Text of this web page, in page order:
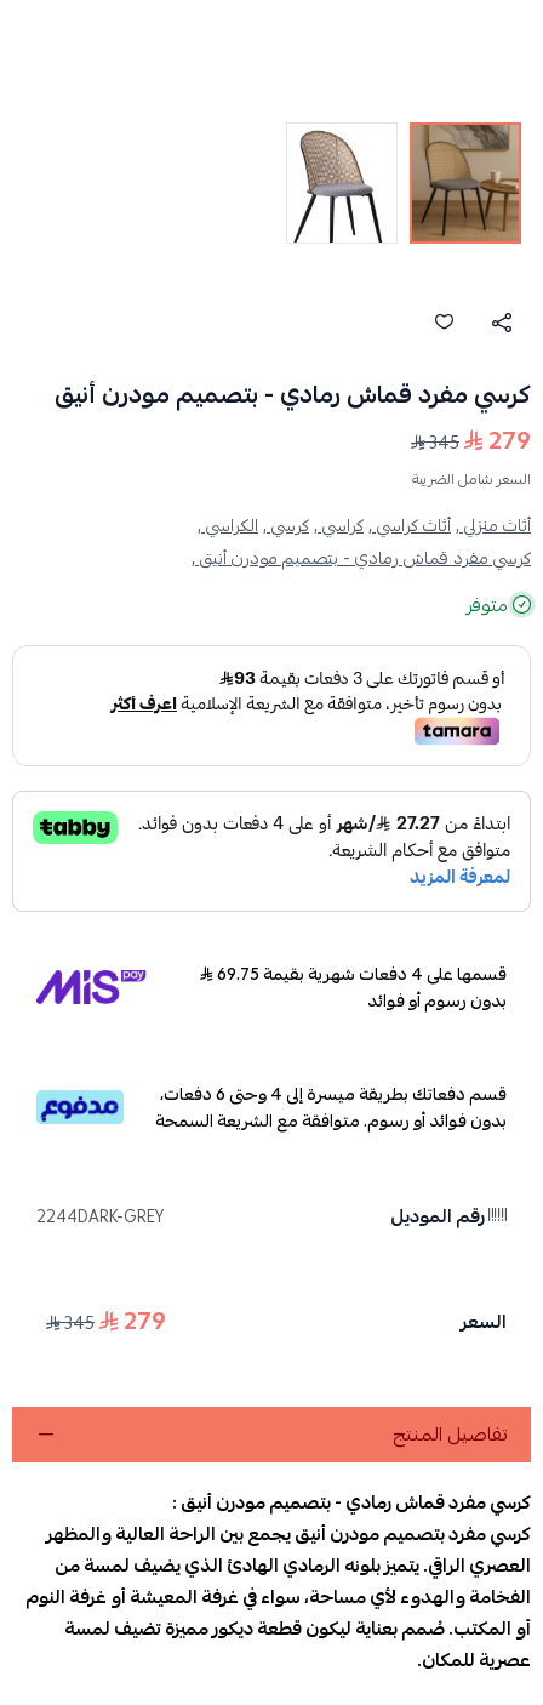
كرسي مفرد قماش رمادي - بتصميم مودرن أنيق
279
345
السعر شامل الضريبة
أثاث منزلي ,أثاث كراسي ,كراسي ,كرسي ,الكراسي ,
كرسي مفرد قماش رمادي - بتصميم مودرن أنيق ,
متوفر
قسمها على 4 دفعات شهرية بقيمة 69.75
بدون رسوم أو فوائد
قسم دفعاتك بطريقة ميسرة إلى 4 وحتى 6 دفعات،
بدون فوائد أو رسوم. متوافقة مع الشريعة السمحة
رقم الموديل 2244DARK-GREY
السعر 279
345
تفاصيل المنتج
كرسي مفرد قماش رمادي - بتصميم مودرن أنيق :
كرسي مفرد بتصميم مودرن أنيق يجمع بين الراحة العالية والمظهر
العصري الراقي. يتميز بلونه الرمادي الهادئ الذي يضيف لمسة من
الفخامة والهدوء لأي مساحة، سواء في غرفة المعيشة أو غرفة النوم
أو المكتب. صُمم بعناية ليكون قطعة ديكور مميزة تضيف لمسة
عصرية للمكان.